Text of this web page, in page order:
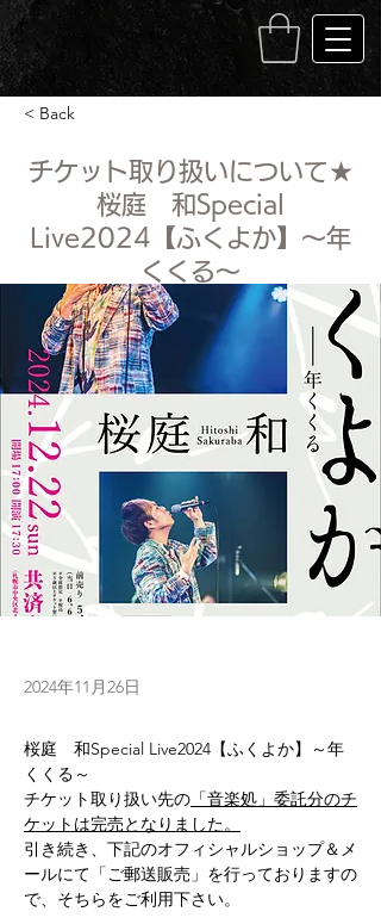
< Back
チケット取り扱いについて★
桜庭 和Special
Live2024【ふくよか】～年
くくる～
2024年11月26日
桜庭　和Special Live2024【ふくよか】～年
くくる～
チケット取り扱い先の 「音楽処」委託分のチ
ケットは完売となりました。
引き続き、下記のオフィシャルショップ＆メ
ールにて「ご郵送販売」を行っておりますの
で、そちらをご利用下さい。